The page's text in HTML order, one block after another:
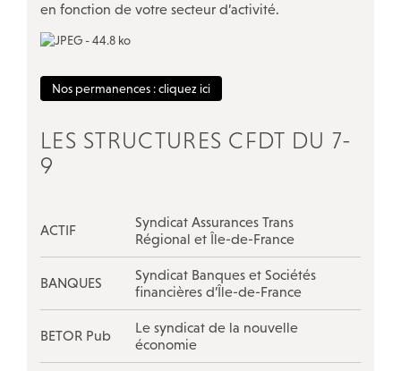
en fonction de votre secteur d’activité.
Nos permanences : cliquez ici
LES STRUCTURES CFDT DU 7-
9
ACTIF
Syndicat Assurances Trans
Régional et Île-de-France
BANQUES
Syndicat Banques et Sociétés
financières d’Île-de-France
BETOR Pub
Le syndicat de la nouvelle
économie